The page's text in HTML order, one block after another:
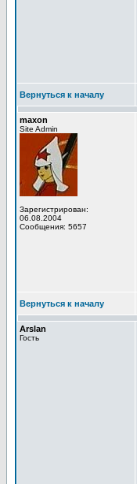
Вернуться к началу
maxon
Site Admin
Зарегистрирован:
06.08.2004
Сообщения: 5657
Вернуться к началу
Arslan
Гость